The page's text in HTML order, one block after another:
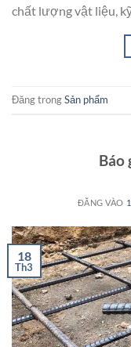
chất lượng vật liệu,
Đăng trongSản phẩm
Báo
ĐĂNG VÀO
18
Th3